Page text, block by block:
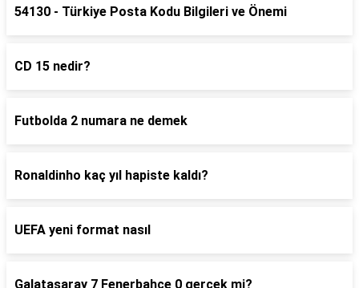
54130 - Türkiye Posta Kodu Bilgileri ve Önemi
CD 15 nedir?
Futbolda 2 numara ne demek
Ronaldinho kaç yıl hapiste kaldı?
UEFA yeni format nasıl
Galatasaray 7 Fenerbahçe 0 gerçek mi?